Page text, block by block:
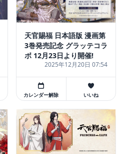
天官賜福 日本語版 漫画第
3巻発売記念 グラッテコラ
ボ 12月23日より開催!
2025年12月20日 07:54
カレンダー解除 いいね